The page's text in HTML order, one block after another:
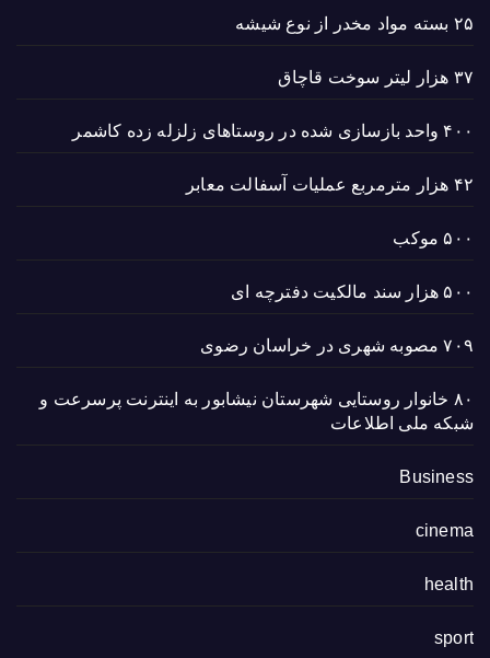
۲۵ بسته مواد مخدر از نوع شیشه
۳۷ هزار لیتر سوخت قاچاق
۴۰۰ واحد بازسازی شده در روستاهای زلزله زده کاشمر
۴۲ هزار مترمربع عملیات آسفالت معابر
۵۰۰ موکب
۵۰۰ هزار سند مالکیت دفترچه ای
۷۰۹ مصوبه شهری در خراسان رضوی
۸۰ خانوار روستایی شهرستان نیشابور به اینترنت پرسرعت و
شبکه ملی اطلاعات
Business
cinema
health
sport